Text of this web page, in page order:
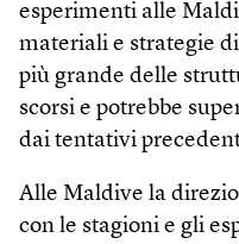
esperimenti alle
materiali e strategie
più grande delle
scorsi e potrebbe
dai tentativi
Alle Maldive la
con le stagioni e gli